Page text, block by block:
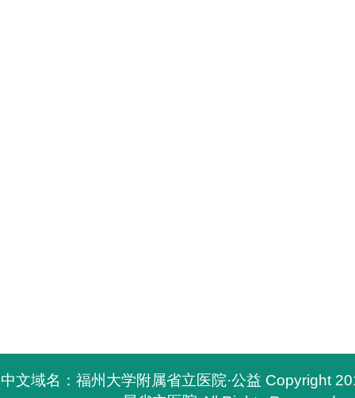
中文域名：福州大学附属省立医院·公益 Copyright